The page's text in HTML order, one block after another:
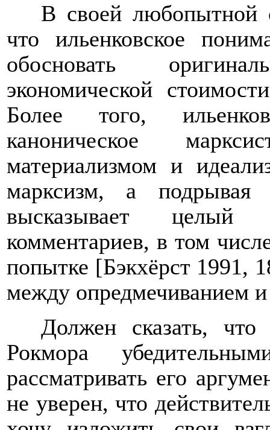
В своей любопытной
что ильенковское
обосновать
экономической
Более того,
каноническое
материализмом и
марксизм, а
высказывает целый
комментариев, в том
попытке [Бэкхёрст 1991,
между опредмечиванием
Должен сказать,
Рокмора
рассматривать его
не уверен, что